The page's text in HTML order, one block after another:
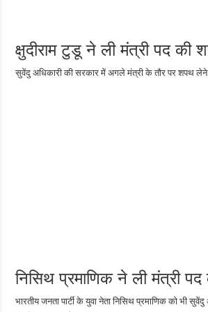
क्षुदीराम टुडू ने ली मंत्री पद की
सुवेंदु अधिकारी की सरकार में अगले मंत्री के तौर पर शपथ लेने
निसिथ प्रमाणिक ने ली मंत्री
भारतीय जनता पार्टी के युवा नेता निसिथ प्रमाणिक को भी